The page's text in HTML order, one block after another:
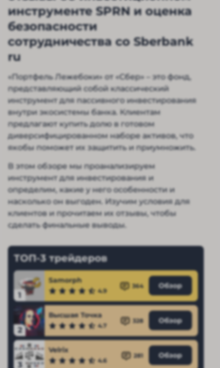
инструменте SPRN и оценка
безопасности
сотрудничества со Sberbank
ru
«Портфель Лежебоки» от «Сбер» – это фонд,
представляющий собой классический
инструмент для пассивного инвестирования
внутри экосистемы банка. Клиентам
предлагают купить долю в готовом
диверсифицированном наборе активов, что
якобы поможет их защитить и приумножить.
В этом обзоре мы проанализируем
инструмент для инвестирования и
определим, какие у него особенности и
насколько он выгоден. Изучим условия для
клиентов и прочитаем их отзывы, чтобы
сделать финальные выводы.
ТОП-3 трейдеров
1
Samorph
4.9
364 Обзор
2
Высшая Точка
4.7
328 Обзор
3
Velrix
4.6
281 Обзор